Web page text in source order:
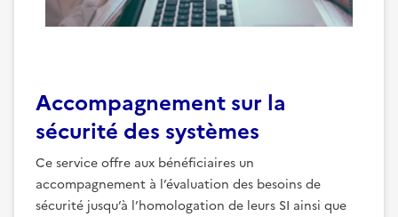
Accompagnement sur la
sécurité des systèmes
Ce service offre aux bénéficiaires un
accompagnement à l’évaluation des besoins de
sécurité jusqu’à l’homologation de leurs SI ainsi que